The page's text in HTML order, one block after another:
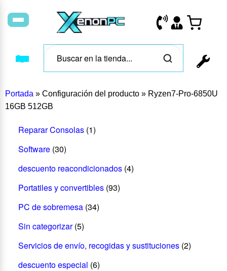
Portada » Configuración del producto » Ryzen7-Pro-6850U
16GB 512GB
Reparar Consolas (1)
Software (30)
descuento reacondicionados (4)
Portatiles y convertibles (93)
PC de sobremesa (34)
Sin categorizar (5)
Servicios de envío, recogidas y sustituciones (2)
descuento especial (6)